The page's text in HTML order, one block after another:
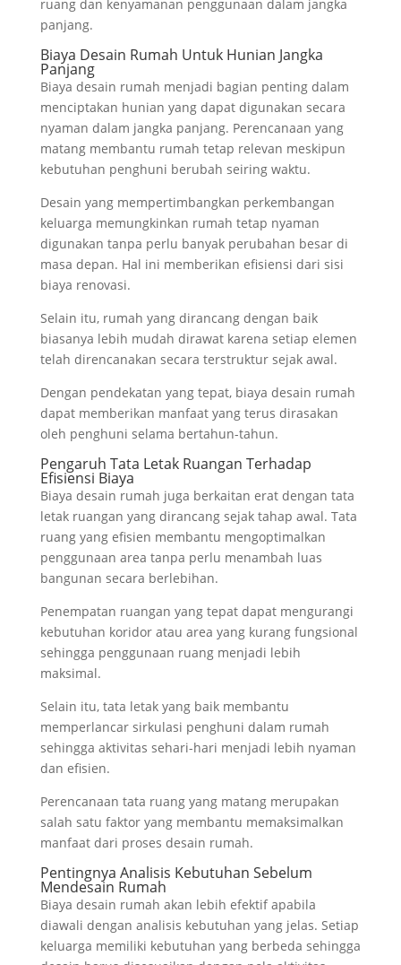
ruang dan kenyamanan penggunaan dalam jangka
panjang.
Biaya Desain Rumah Untuk Hunian Jangka
Panjang
Biaya desain rumah menjadi bagian penting dalam
menciptakan hunian yang dapat digunakan secara
nyaman dalam jangka panjang. Perencanaan yang
matang membantu rumah tetap relevan meskipun
kebutuhan penghuni berubah seiring waktu.
Desain yang mempertimbangkan perkembangan
keluarga memungkinkan rumah tetap nyaman
digunakan tanpa perlu banyak perubahan besar di
masa depan. Hal ini memberikan efisiensi dari sisi
biaya renovasi.
Selain itu, rumah yang dirancang dengan baik
biasanya lebih mudah dirawat karena setiap elemen
telah direncanakan secara terstruktur sejak awal.
Dengan pendekatan yang tepat, biaya desain rumah
dapat memberikan manfaat yang terus dirasakan
oleh penghuni selama bertahun-tahun.
Pengaruh Tata Letak Ruangan Terhadap
Efisiensi Biaya
Biaya desain rumah juga berkaitan erat dengan tata
letak ruangan yang dirancang sejak tahap awal. Tata
ruang yang efisien membantu mengoptimalkan
penggunaan area tanpa perlu menambah luas
bangunan secara berlebihan.
Penempatan ruangan yang tepat dapat mengurangi
kebutuhan koridor atau area yang kurang fungsional
sehingga penggunaan ruang menjadi lebih
maksimal.
Selain itu, tata letak yang baik membantu
memperlancar sirkulasi penghuni dalam rumah
sehingga aktivitas sehari-hari menjadi lebih nyaman
dan efisien.
Perencanaan tata ruang yang matang merupakan
salah satu faktor yang membantu memaksimalkan
manfaat dari proses desain rumah.
Pentingnya Analisis Kebutuhan Sebelum
Mendesain Rumah
Biaya desain rumah akan lebih efektif apabila
diawali dengan analisis kebutuhan yang jelas. Setiap
keluarga memiliki kebutuhan yang berbeda sehingga